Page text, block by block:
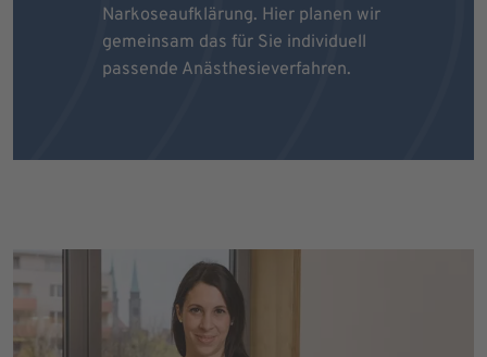
Narkoseaufklärung. Hier planen wir
gemeinsam das für Sie individuell
passende Anästhesieverfahren.